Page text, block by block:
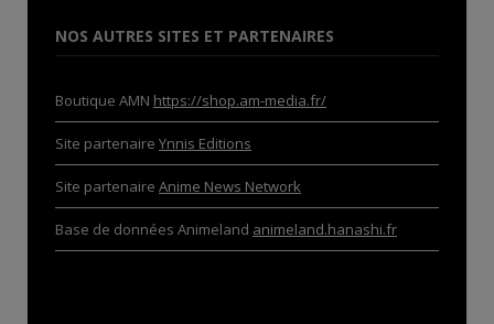
NOS AUTRES SITES ET PARTENAIRES
Boutique AMN https://shop.am-media.fr/
Site partenaire Ynnis Editions
Site partenaire Anime News Network
Base de données Animeland animeland.hanashi.fr